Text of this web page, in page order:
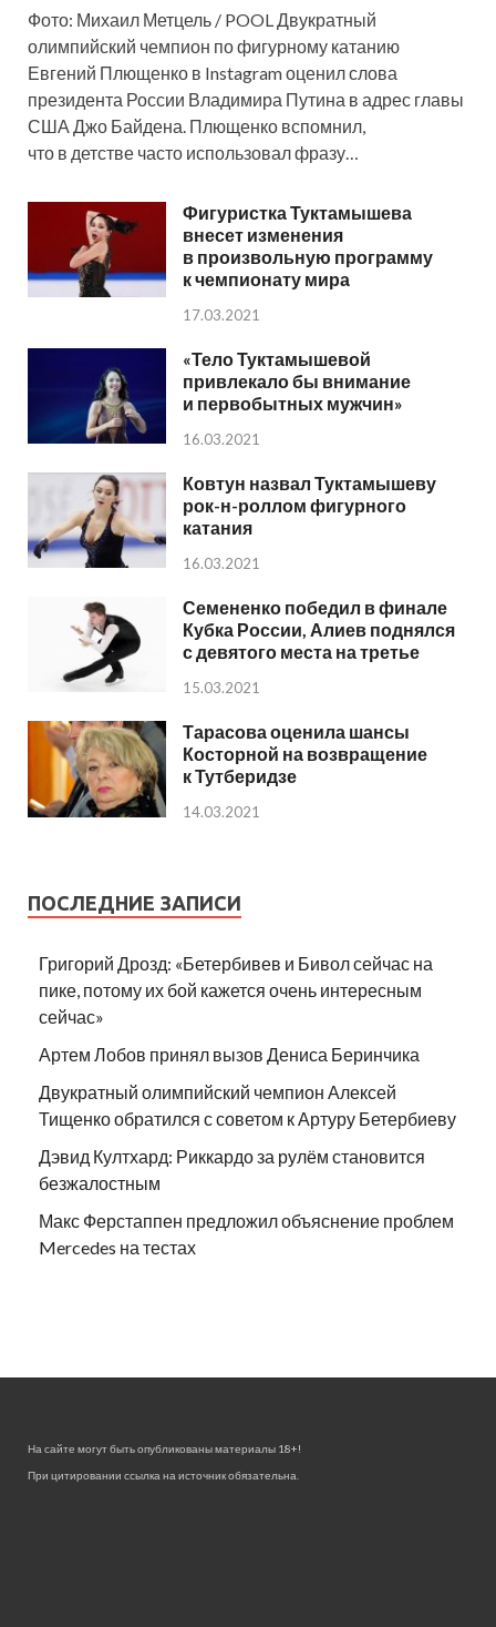
Фото: Михаил Метцель / POOL Двукратный
олимпийский чемпион по фигурному катанию
Евгений Плющенко в Instagram оценил слова
президента России Владимира Путина в адрес главы
США Джо Байдена. Плющенко вспомнил,
что в детстве часто использовал фразу…
Фигуристка Туктамышева
внесет изменения
в произвольную программу
к чемпионату мира
17.03.2021
«Тело Туктамышевой
привлекало бы внимание
и первобытных мужчин»
16.03.2021
Ковтун назвал Туктамышеву
рок-н-роллом фигурного
катания
16.03.2021
Семененко победил в финале
Кубка России, Алиев поднялся
с девятого места на третье
15.03.2021
Тарасова оценила шансы
Косторной на возвращение
к Тутберидзе
14.03.2021
ПОСЛЕДНИЕ ЗАПИСИ
Григорий Дрозд: «Бетербивев и Бивол сейчас на
пике, потому их бой кажется очень интересным
сейчас»
Артем Лобов принял вызов Дениса Беринчика
Двукратный олимпийский чемпион Алексей
Тищенко обратился с советом к Артуру Бетербиеву
Дэвид Култхард: Риккардо за рулём становится
безжалостным
Макс Ферстаппен предложил объяснение проблем
Mercedes на тестах
На сайте могут быть опубликованы материалы 18+!
При цитировании ссылка на источник обязательна.